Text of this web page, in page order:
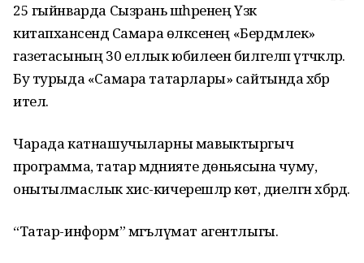
25 гыйнварда Сызрань шәһәренең Үзәк
китапханәсендә Самара өлкәсенең «Бердәмлек»
газетасының 30 еллык юбилеен билгеләп үтәчәкләр.
Бу турыда «Самара татарлары» сайтында хәбәр
ителә.
Чарада катнашучыларны мавыктыргыч
программа, татар мәдәнияте дөньясына чуму,
онытылмаслык хис-кичерешләр көтә, диелгән хәбәрдә.
“Татар-информ” мәгълүмат агентлыгы.